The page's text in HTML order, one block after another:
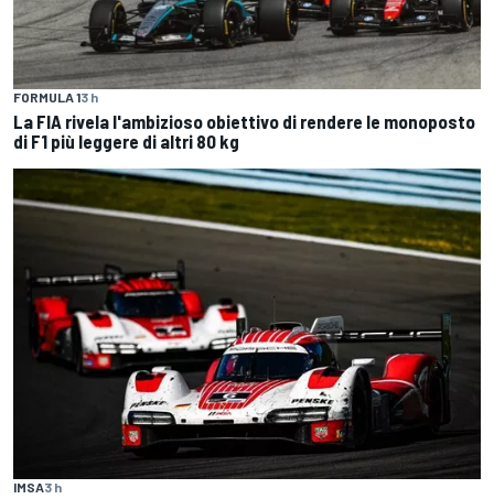
FORMULA 13 h
La FIA rivela l'ambizioso obiettivo di rendere le monoposto
di F1 più leggere di altri 80 kg
IMSA3 h